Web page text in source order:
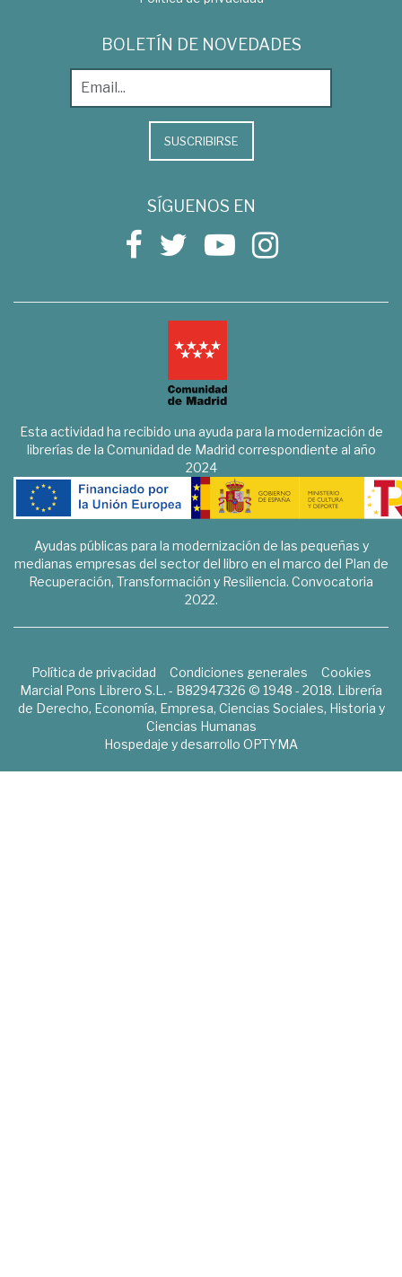
BOLETÍN DE NOVEDADES
SUSCRIBIRSE
SÍGUENOS EN
Esta actividad ha recibido una ayuda para la modernización de
librerías de la Comunidad de Madrid correspondiente al año
2024
Ayudas públicas para la modernización de las pequeñas y
medianas empresas del sector del libro en el marco del Plan de
Recuperación, Transformación y Resiliencia. Convocatoria
2022.
Política de privacidad Condiciones generales
Cookies
Marcial Pons Librero S.L. - B82947326 © 1948 - 2018. Librería
de Derecho, Economía, Empresa, Ciencias Sociales, Historia y
Ciencias Humanas
Hospedaje y desarrollo OPTYMA